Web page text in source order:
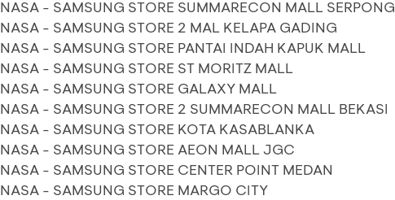
NASA - SAMSUNG STORE SUMMARECON MALL SERPONG
NASA - SAMSUNG STORE 2 MAL KELAPA GADING
NASA - SAMSUNG STORE PANTAI INDAH KAPUK MALL
NASA - SAMSUNG STORE ST MORITZ MALL
NASA - SAMSUNG STORE GALAXY MALL
NASA - SAMSUNG STORE 2 SUMMARECON MALL BEKASI
NASA - SAMSUNG STORE KOTA KASABLANKA
NASA - SAMSUNG STORE AEON MALL JGC
NASA - SAMSUNG STORE CENTER POINT MEDAN
NASA - SAMSUNG STORE MARGO CITY